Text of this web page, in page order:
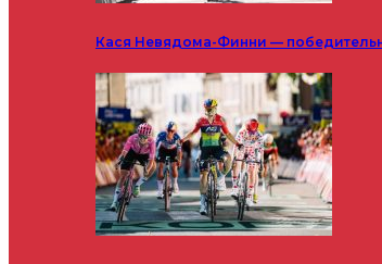
Кася Невядома-Финни —